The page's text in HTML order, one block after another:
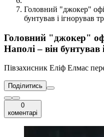
Головний "джокер"
бунтував і ігнорував
Головний "джокер"
Наполі – він бунтував
Півзахисник Еліф Елмас
Поділитись
0
коментарі